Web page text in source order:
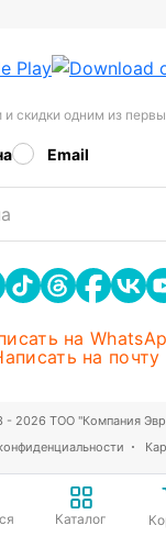
Каталог
скидки одним из
Email
на
на почту
- 2026 ТОО "Компания